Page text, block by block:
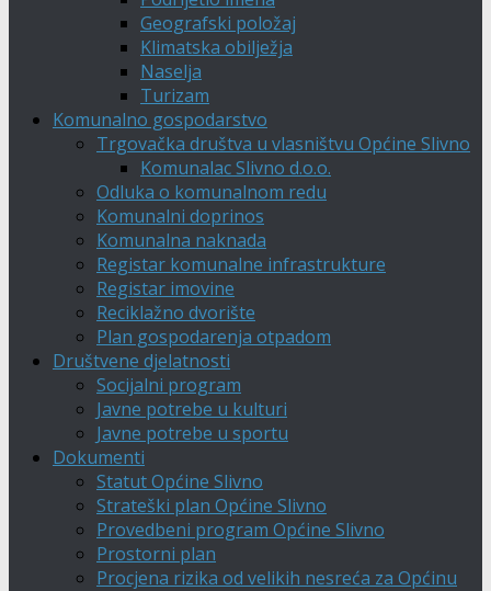
Geografski položaj
Klimatska obilježja
Naselja
Turizam
Komunalno gospodarstvo
Trgovačka društva u vlasništvu Općine Slivno
Komunalac Slivno d.o.o.
Odluka o komunalnom redu
Komunalni doprinos
Komunalna naknada
Registar komunalne infrastrukture
Registar imovine
Reciklažno dvorište
Plan gospodarenja otpadom
Društvene djelatnosti
Socijalni program
Javne potrebe u kulturi
Javne potrebe u sportu
Dokumenti
Statut Općine Slivno
Strateški plan Općine Slivno
Provedbeni program Općine Slivno
Prostorni plan
Procjena rizika od velikih nesreća za Općinu